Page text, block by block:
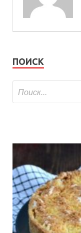
ПОИСК